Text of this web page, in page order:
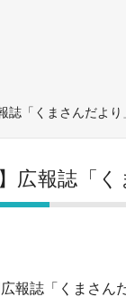
誌「くまさんだよ
】広報誌「
報誌「くまさん